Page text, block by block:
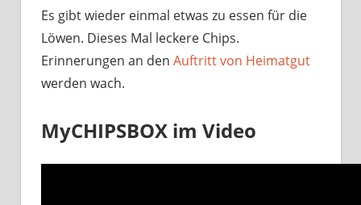
Es gibt wieder einmal etwas zu essen für die
Löwen. Dieses Mal leckere Chips.
Erinnerungen an den Auftritt von Heimatgut
werden wach.
MyCHIPSBOX im Video